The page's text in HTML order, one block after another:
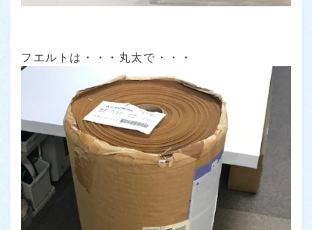
フエルトは・・・丸太で・・・